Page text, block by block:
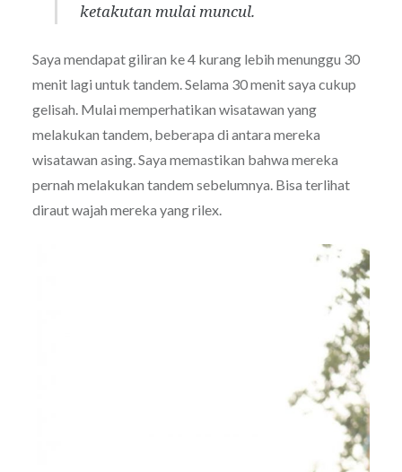
ketakutan mulai muncul.
Saya mendapat giliran ke 4 kurang lebih menunggu 30
menit lagi untuk tandem. Selama 30 menit saya cukup
gelisah. Mulai memperhatikan wisatawan yang
melakukan tandem, beberapa di antara mereka
wisatawan asing. Saya memastikan bahwa mereka
pernah melakukan tandem sebelumnya. Bisa terlihat
diraut wajah mereka yang rilex.